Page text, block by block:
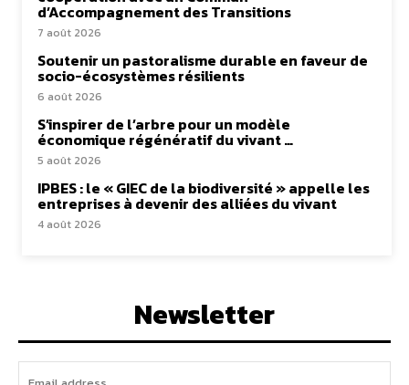
d’Accompagnement des Transitions
7 août 2026
Soutenir un pastoralisme durable en faveur de
socio-écosystèmes résilients
6 août 2026
S’inspirer de l’arbre pour un modèle
économique régénératif du vivant …
5 août 2026
IPBES : le « GIEC de la biodiversité » appelle les
entreprises à devenir des alliées du vivant
4 août 2026
Newsletter